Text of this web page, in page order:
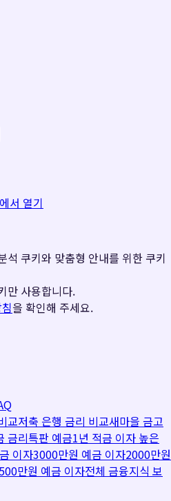
서 열기
석 쿠키와 맞춤형 안내를 위한 쿠키
만 사용합니다.
을 확인해 주세요.
교저축 은행 금리 비교새마을 금고
금리특판 예금1년 적금 이자 높은
이자3000만원 예금 이자2000만원
500만원 예금 이자전체 금융지식 보